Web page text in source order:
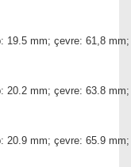
19.5 mm; çevre: 61,8
20.2 mm; çevre: 63.8
20.9 mm; çevre: 65.9